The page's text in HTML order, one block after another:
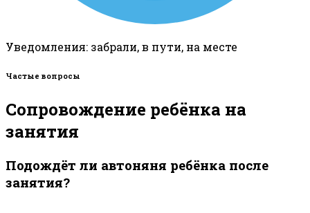
Уведомления: забрали, в пути, на месте
Частые вопросы
Сопровождение ребёнка на
занятия
Подождёт ли автоняня ребёнка после
занятия?